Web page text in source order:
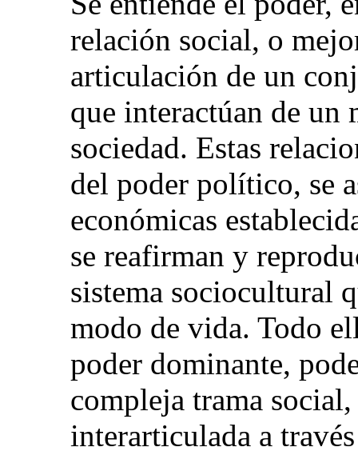
relación social, o
articulación de un
que interactúan de un
sociedad. Estas
del poder político, se
económicas
se reafirman y
sistema sociocultural
modo de vida. Todo
poder dominante,
compleja trama
interarticulada a